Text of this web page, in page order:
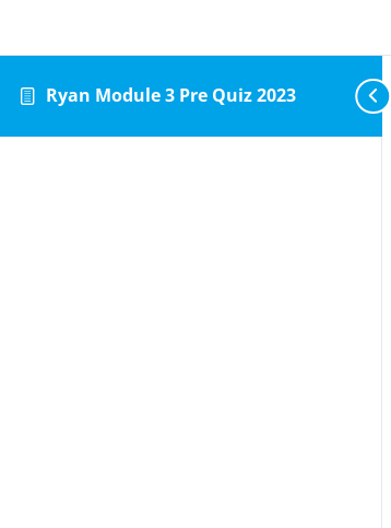
Ryan Module 3 Pre Quiz 2023